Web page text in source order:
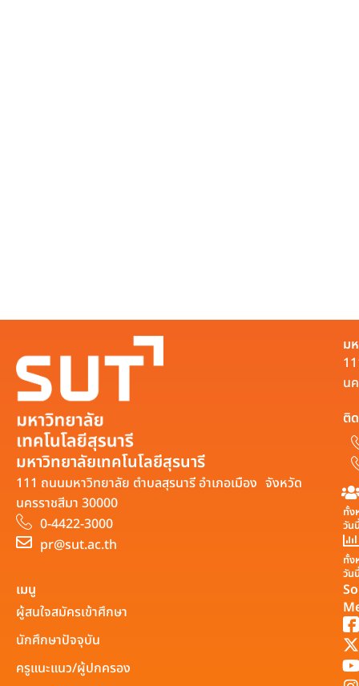
มหาวิทยาลัยเทคโนโลยีสุรนารี
111 ถนนมหาวิทยาลัย ตำบลสุรนารี อำเภอเมือง จังหวัด
นครราชสีมา 30000
0-4422-3000
pr@sut.ac.th
ม
น
ติ
ทั้ง
วัน
ทั้ง
วัน
เมนู
ผู้สนใจสมัครเข้าศึกษา
นักศึกษาปัจจุบัน
ครูแนะแนว/ผู้ปกครอง